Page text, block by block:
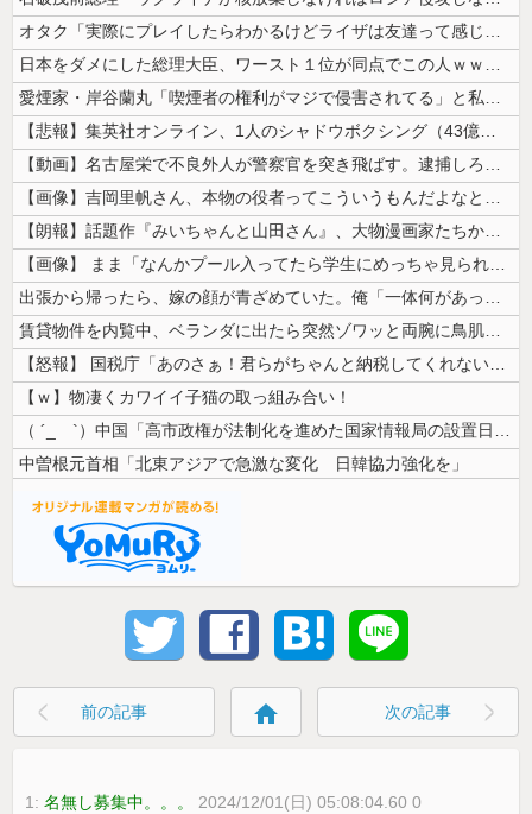
オタク「実際にプレイしたらわかるけどライザは友達って感じで性的な目では...
日本をダメにした総理大臣、ワースト１位が同点でこの人ｗｗｗｗｗｗ
愛煙家・岸谷蘭丸「喫煙者の権利がマジで侵害されてる」と私見 「いくら税...
【悲報】集英社オンライン、1人のシャドウボクシング（43億注文）によっ...
【動画】名古屋栄で不良外人が警察官を突き飛ばす。逮捕しろやｗｗｗ
【画像】吉岡里帆さん、本物の役者ってこういうもんだよなと話題に
【朗報】話題作『みいちゃんと山田さん』、大物漫画家たちから絶賛されるw...
【画像】 まま「なんかプール入ってたら学生にめっちゃ見られたw」
出張から帰ったら、嫁の顔が青ざめていた。俺「一体何があったんだ？」嫁「...
賃貸物件を内覧中、ベランダに出たら突然ゾワッと両腕に鳥肌が出た。「やっ...
【怒報】 国税庁「あのさぁ！君らがちゃんと納税してくれないとこうなっち...
【ｗ】物凄くカワイイ子猫の取っ組み合い！
（ ´_ゝ`）中国「高市政権が法制化を進めた国家情報局の設置日が7月3...
中曽根元首相「北東アジアで急激な変化 日韓協力強化を」
前の記事 home 次の記事
1:名無し募集中。。。 2024/12/01(日) 05:08:04.60 0